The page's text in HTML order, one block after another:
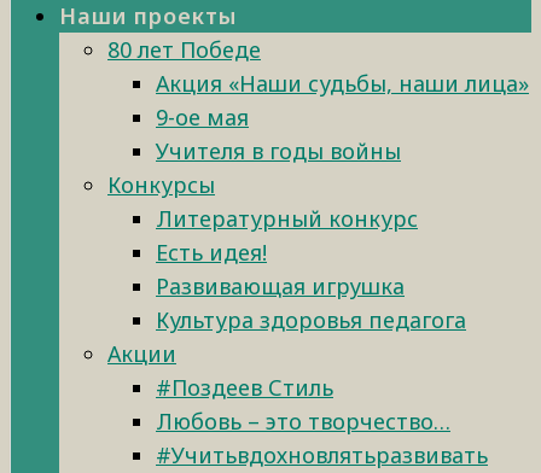
Наши проекты
80 лет Победе
Акция «Наши судьбы, наши лица»
9-ое мая
Учителя в годы войны
Конкурсы
Литературный конкурс
Есть идея!
Развивающая игрушка
Культура здоровья педагога
Акции
#Поздеев Стиль
Любовь – это творчество…
#Учитьвдохновлятьразвивать